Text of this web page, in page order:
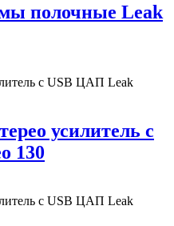
полочные Leak
усилитель с
130